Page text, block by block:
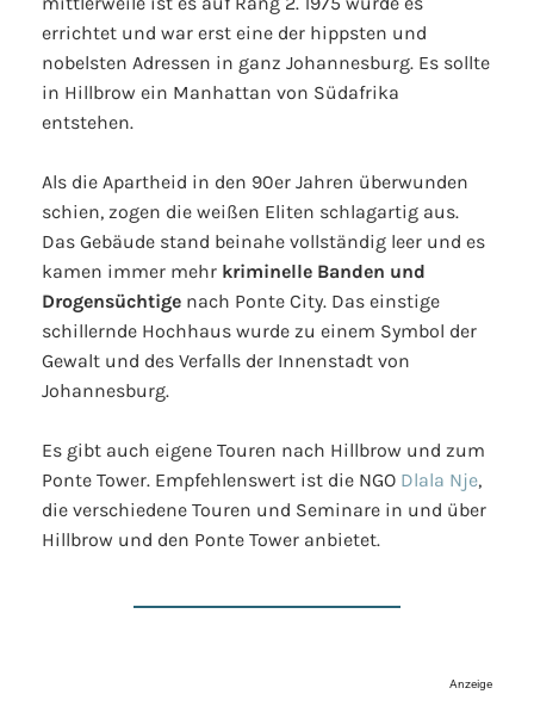
errichtet und war erst eine der hippsten und
nobelsten Adressen in ganz Johannesburg. Es sollte
in Hillbrow ein Manhattan von Südafrika
entstehen.
Als die Apartheid in den 90er Jahren überwunden
schien, zogen die weißen Eliten schlagartig aus.
Das Gebäude stand beinahe vollständig leer und es
kamen immer mehr kriminelle Banden und
Drogensüchtige nach Ponte City. Das einstige
schillernde Hochhaus wurde zu einem Symbol der
Gewalt und des Verfalls der Innenstadt von
Johannesburg.
Es gibt auch eigene Touren nach Hillbrow und zum
Ponte Tower. Empfehlenswert ist die NGO Dlala Nje,
die verschiedene Touren und Seminare in und über
Hillbrow und den Ponte Tower anbietet.
Anzeige